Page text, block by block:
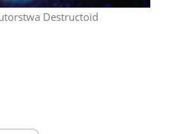
Destructoid